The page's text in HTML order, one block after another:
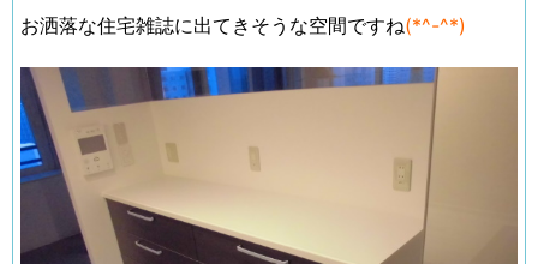
お洒落な住宅雑誌に出てきそうな空間ですね(*^-^*)